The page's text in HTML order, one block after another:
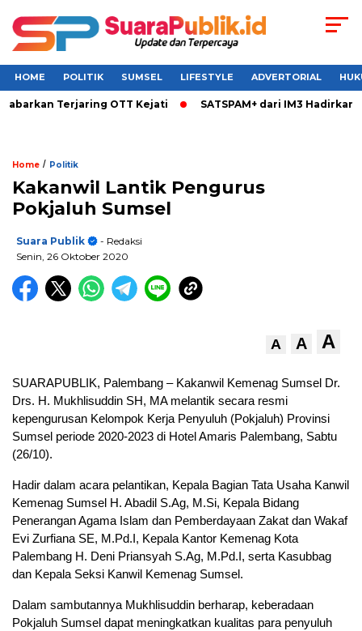
HOME POLITIK SUMSEL LIFESTYLE ADVERTORIAL
Terjaring OTT Kejati SATSPAM+ dari IM3 Hadirkan
Home / Politik
Kakanwil Lantik Pengurus
Pokjaluh Sumsel
Suara Publik
- Redaksi
Senin, 26 Oktober 2020
A A A
SUARAPUBLIK, Palembang – Kakanwil Kemenag Sumsel Dr.
Drs. H. Mukhlisuddin SH, MA melantik secara resmi
kepengurusan Kelompok Kerja Penyuluh (Pokjaluh) Provinsi
Sumsel periode 2020-2023 di Hotel Amaris Palembang, Sabtu
(26/10).
Hadir dalam acara pelantikan, Kepala Bagian Tata Usaha Kanwil
Kemenag Sumsel H. Abadil S.Ag, M.Si, Kepala Bidang
Penerangan Agama Islam dan Pemberdayaan Zakat dan Wakaf
Evi Zurfiana SE, M.Pd.I, Kepala Kantor Kemenag Kota
Palembang H. Deni Priansyah S.Ag, M.Pd.I, serta Kasubbag
dan Kepala Seksi Kanwil Kemenag Sumsel.
Dalam sambutannya Mukhlisuddin berharap, keberadaan
Pokjaluh Sumsel dapat meningkatkan kualitas para penyuluh